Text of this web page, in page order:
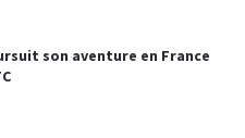
son aventure en France